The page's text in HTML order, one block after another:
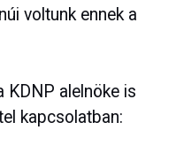
voltunk ennek a
KDNP alelnöke is
kapcsolatban: